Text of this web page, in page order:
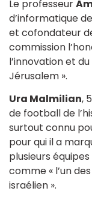
Le professeur
d’informatique
et cofondateur
commission
l’innovation et
Jérusalem ».
Ura Malmilian,
de football de
surtout connu
pour qui il a
plusieurs
comme « l’un
israélien ».